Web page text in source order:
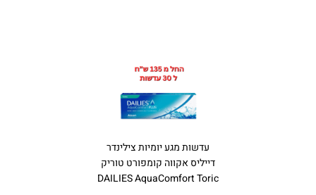
עדשות מגע יומיות צילינדר
דייליס אקווה קומפורט טוריק
DAILIES AquaComfort Toric